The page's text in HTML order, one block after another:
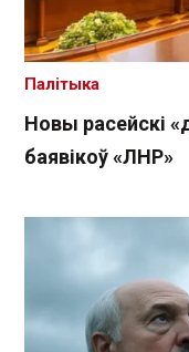
Новы расейскі
баявікоў «ЛНР»
Палітыка